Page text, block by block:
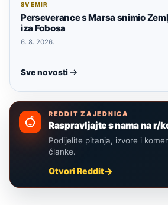
SVEMIR
Perseverance s Marsa snimio
iza Fobosa
6. 8. 2026.
Sve novosti
REDDIT ZAJEDNICA
Raspravljajte s nama na r/
Podijelite pitanja, izvore i
članke.
Otvori Reddit